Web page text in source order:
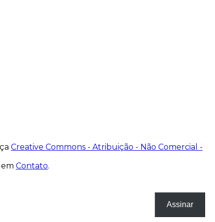
Creative Commons - Atribuição - Não Comercial -
Contato.
Assinar